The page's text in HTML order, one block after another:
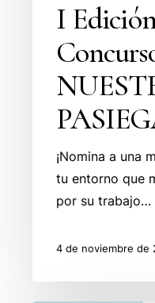
I
¡Nomina a una
tu entorno que
por su trabajo…
4 de noviembre de